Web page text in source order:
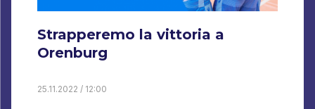
Strapperemo la vittoria a
Orenburg
25.11.2022 / 12:00